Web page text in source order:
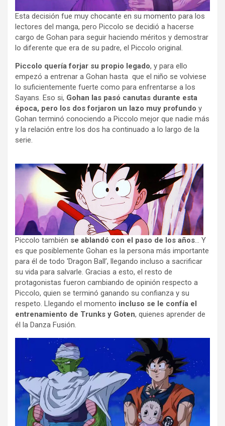
Esta decisión fue muy chocante en su momento para los
lectores del manga, pero Piccolo se decidió a hacerse
cargo de Gohan para seguir haciendo méritos y demostrar
lo diferente que era de su padre, el Piccolo original.
Piccolo quería forjar su propio legado, y para ello
empezó a entrenar a Gohan hasta que el niño se volviese
lo suficientemente fuerte como para enfrentarse a los
Sayans. Eso si, Gohan las pasó canutas durante esta
época, pero los dos forjaron un lazo muy profundo y
Gohan terminó conociendo a Piccolo mejor que nadie más
y la relación entre los dos ha continuado a lo largo de la
serie.
Piccolo también se ablandó con el paso de los años… Y
es que posiblemente Gohan es la persona más importante
para él de todo ‘Dragon Ball’, llegando incluso a sacrificar
su vida para salvarle. Gracias a esto, el resto de
protagonistas fueron cambiando de opinión respecto a
Piccolo, quien se terminó ganando su confianza y su
respeto. Llegando el momento incluso se le confía el
entrenamiento de Trunks y Goten, quienes aprender de
él la Danza Fusión.